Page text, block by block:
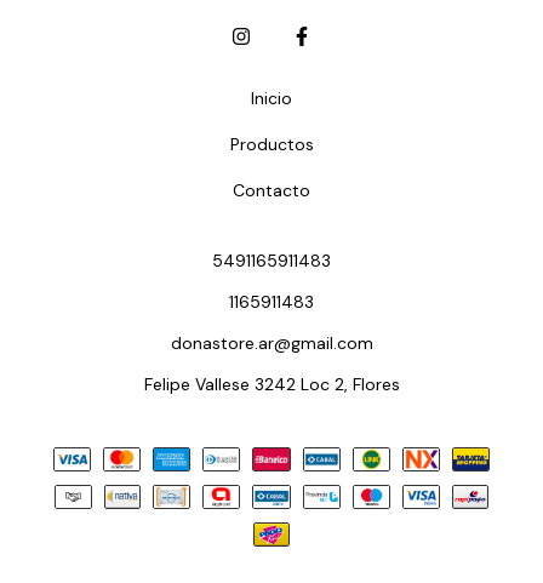
Inicio
Productos
Contacto
5491165911483
1165911483
donastore.ar@gmail.com
Felipe Vallese 3242 Loc 2, Flores